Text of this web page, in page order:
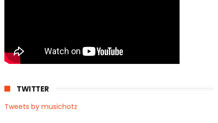
TWITTER
Tweets by musichotz